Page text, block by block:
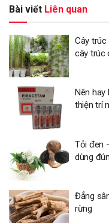
Bài viết Liên quan
Cây trúc
cây trúc
Nên
thiện trí
Tỏi đen
dùng
Đẳng
rừng